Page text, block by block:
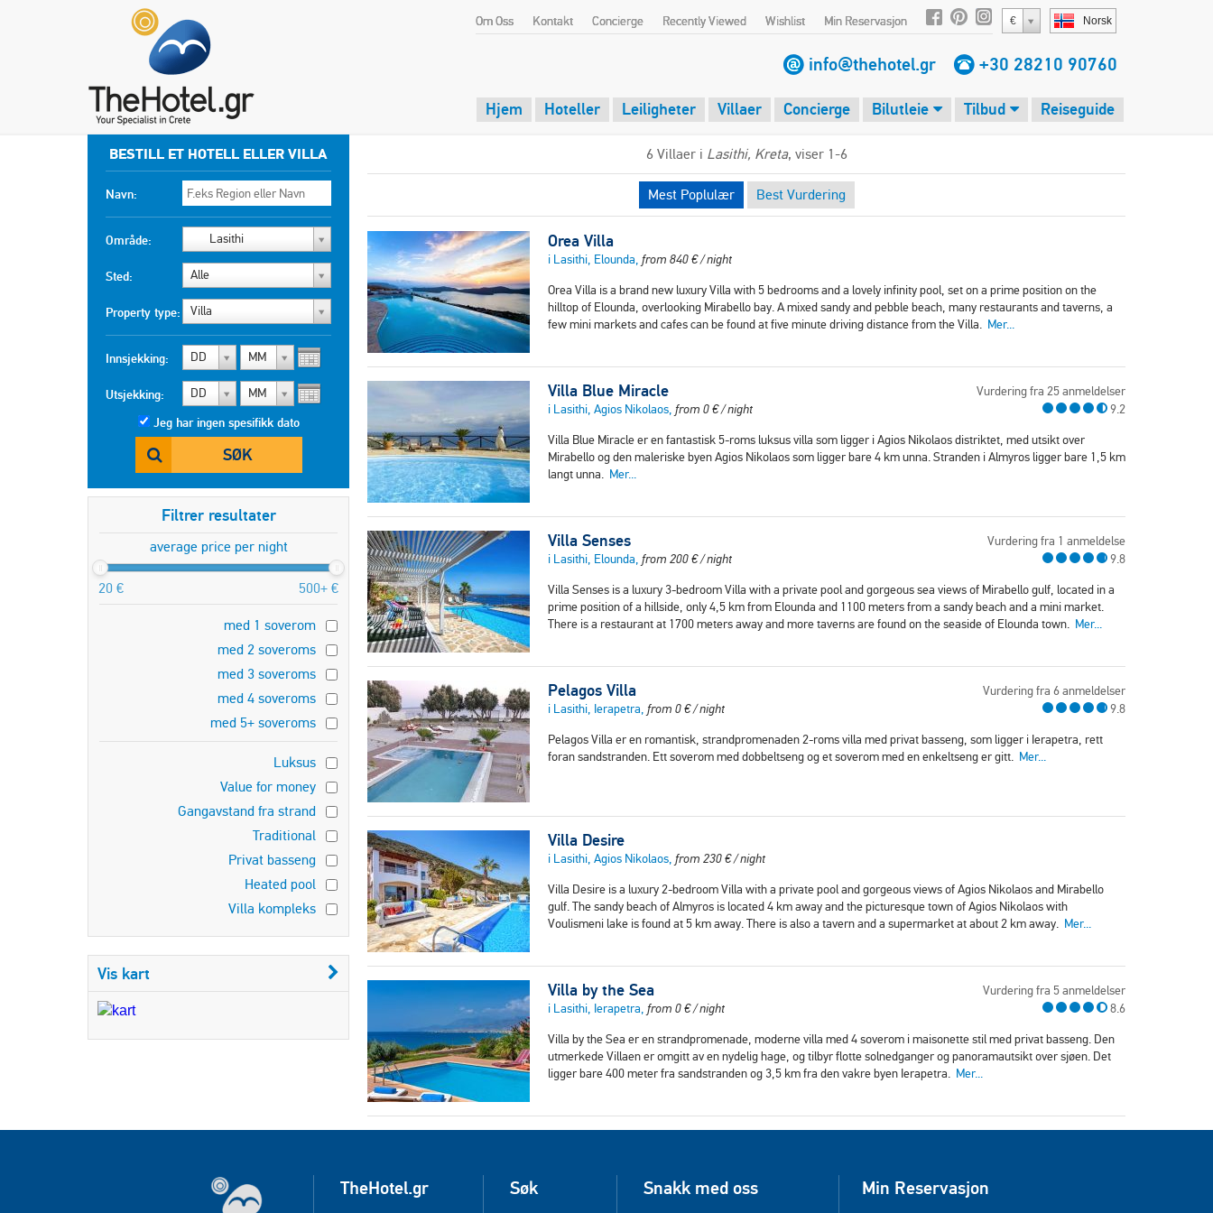
Norsk
€
Om Oss Kontakt Concierge Recently Viewed Wishlist Min Reservasjon
info@thehotel.gr +30 28210 90760
Hjem Hoteller Leiligheter Villaer Concierge Bilutleie Tilbud Reiseguide
BESTILL ET HOTELL ELLER VILLA
Navn:
Område: Lasithi
Sted: Alle
Property type: Villa
Innsjekking: DD MM
Utsjekking: DD MM
Jeg har ingen spesifikk dato
SØK
Filtrer resultater
average price per night
20 € 500+ €
med 1 soverom
med 2 soveroms
med 3 soveroms
med 4 soveroms
med 5+ soveroms
Luksus
Value for money
Gangavstand fra strand
Traditional
Privat basseng
Heated pool
Villa kompleks
Vis kart
6 Villaer i Lasithi, Kreta, viser 1-6
Mest Poplulær Best Vurdering
Orea Villa
i Lasithi, Elounda, from 840€/ night
Orea Villa is a brand new luxury Villa with 5 bedrooms and a lovely infinity pool, set on a prime position on the
hilltop of Elounda, overlooking Mirabello bay. A mixed sandy and pebble beach, many restaurants and taverns, a
few mini markets and cafes can be found at five minute driving distance from the Villa. Mer...
Villa Blue Miracle
i Lasithi, Agios Nikolaos, from 0€/ night
Vurdering fra 25 anmeldelser
9.2
Villa Blue Miracle er en fantastisk 5-roms luksus villa som ligger i Agios Nikolaos distriktet, med utsikt over
Mirabello og den maleriske byen Agios Nikolaos som ligger bare 4 km unna. Stranden i Almyros ligger bare 1,5 km
langt unna. Mer...
Villa Senses
i Lasithi, Elounda, from 200€/ night
Vurdering fra 1 anmeldelse
9.8
Villa Senses is a luxury 3-bedroom Villa with a private pool and gorgeous sea views of Mirabello gulf, located in a
prime position of a hillside, only 4,5 km from Elounda and 1100 meters from a sandy beach and a mini market.
There is a restaurant at 1700 meters away and more taverns are found on the seaside of Elounda town. Mer...
Pelagos Villa
i Lasithi, Ierapetra, from 0€/ night
Vurdering fra 6 anmeldelser
9.8
Pelagos Villa er en romantisk, strandpromenaden 2-roms villa med privat basseng, som ligger i Ierapetra, rett
foran sandstranden. Ett soverom med dobbeltseng og et soverom med en enkeltseng er gitt. Mer...
Villa Desire
i Lasithi, Agios Nikolaos, from 230€/ night
Villa Desire is a luxury 2-bedroom Villa with a private pool and gorgeous views of Agios Nikolaos and Mirabello
gulf. The sandy beach of Almyros is located 4 km away and the picturesque town of Agios Nikolaos with
Voulismeni lake is found at 5 km away. There is also a tavern and a supermarket at about 2 km away. Mer...
Villa by the Sea
i Lasithi, Ierapetra, from 0€/ night
Vurdering fra 5 anmeldelser
8.6
Villa by the Sea er en strandpromenade, moderne villa med 4 soverom i maisonette stil med privat basseng. Den
utmerkede Villaen er omgitt av en nydelig hage, og tilbyr flotte solnedganger og panoramautsikt over sjøen. Det
ligger bare 400 meter fra sandstranden og 3,5 km fra den vakre byen Ierapetra. Mer...
TheHotel.gr Søk Snakk med oss Min Reservasjon